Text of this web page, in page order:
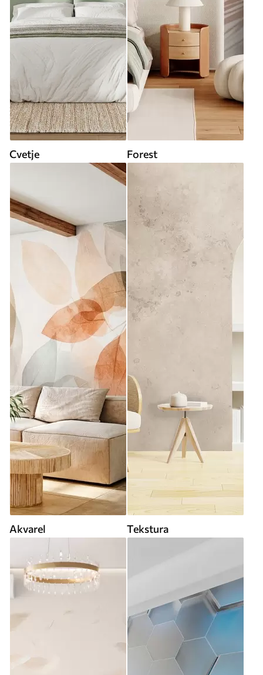
Cvetje Forest
Akvarel Tekstura